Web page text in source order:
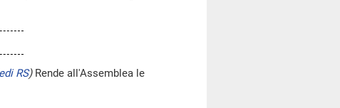
RS)Rende all'Assemblea le